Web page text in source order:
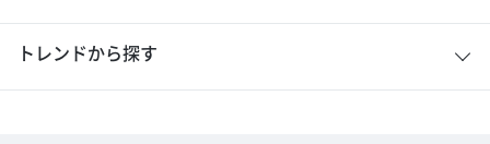
トレンドから探す